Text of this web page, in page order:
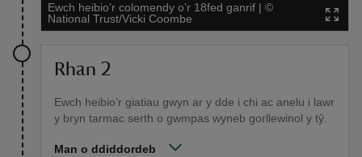
Ewch heibio’r colomendy o’r 18fed ganrif | ©
National Trust/Vicki Coombe
Rhan 2
Ewch heibio’r giatiau gwyn ar y dde i chi ac anelu i lawr
y bryn tarmac serth o gwmpas wyneb gorllewinol y tŷ.
Man o ddiddordeb